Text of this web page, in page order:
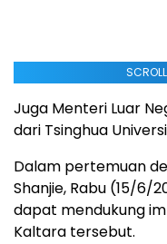
Juga Menteri Luar
dari Tsinghua
Dalam pertemuan
Shanjie, Rabu (15/6/
dapat mendukung
Kaltara tersebut.